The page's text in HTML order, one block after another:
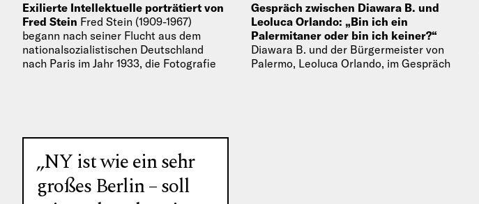
Exilierte Intellektuelle porträtiert von
Fred Stein Fred Stein (1909-1967)
begann nach seiner Flucht aus dem
nationalsozialistischen Deutschland
nach Paris im Jahr 1933, die Fotografie
Gespräch zwischen Diawara B. und
Leoluca Orlando: „Bin ich ein
Palermitaner oder bin ich keiner?“
Diawara B. und der Bürgermeister von
Palermo, Leoluca Orlando, im Gespräch
„NY ist wie ein sehr
großes Berlin – soll